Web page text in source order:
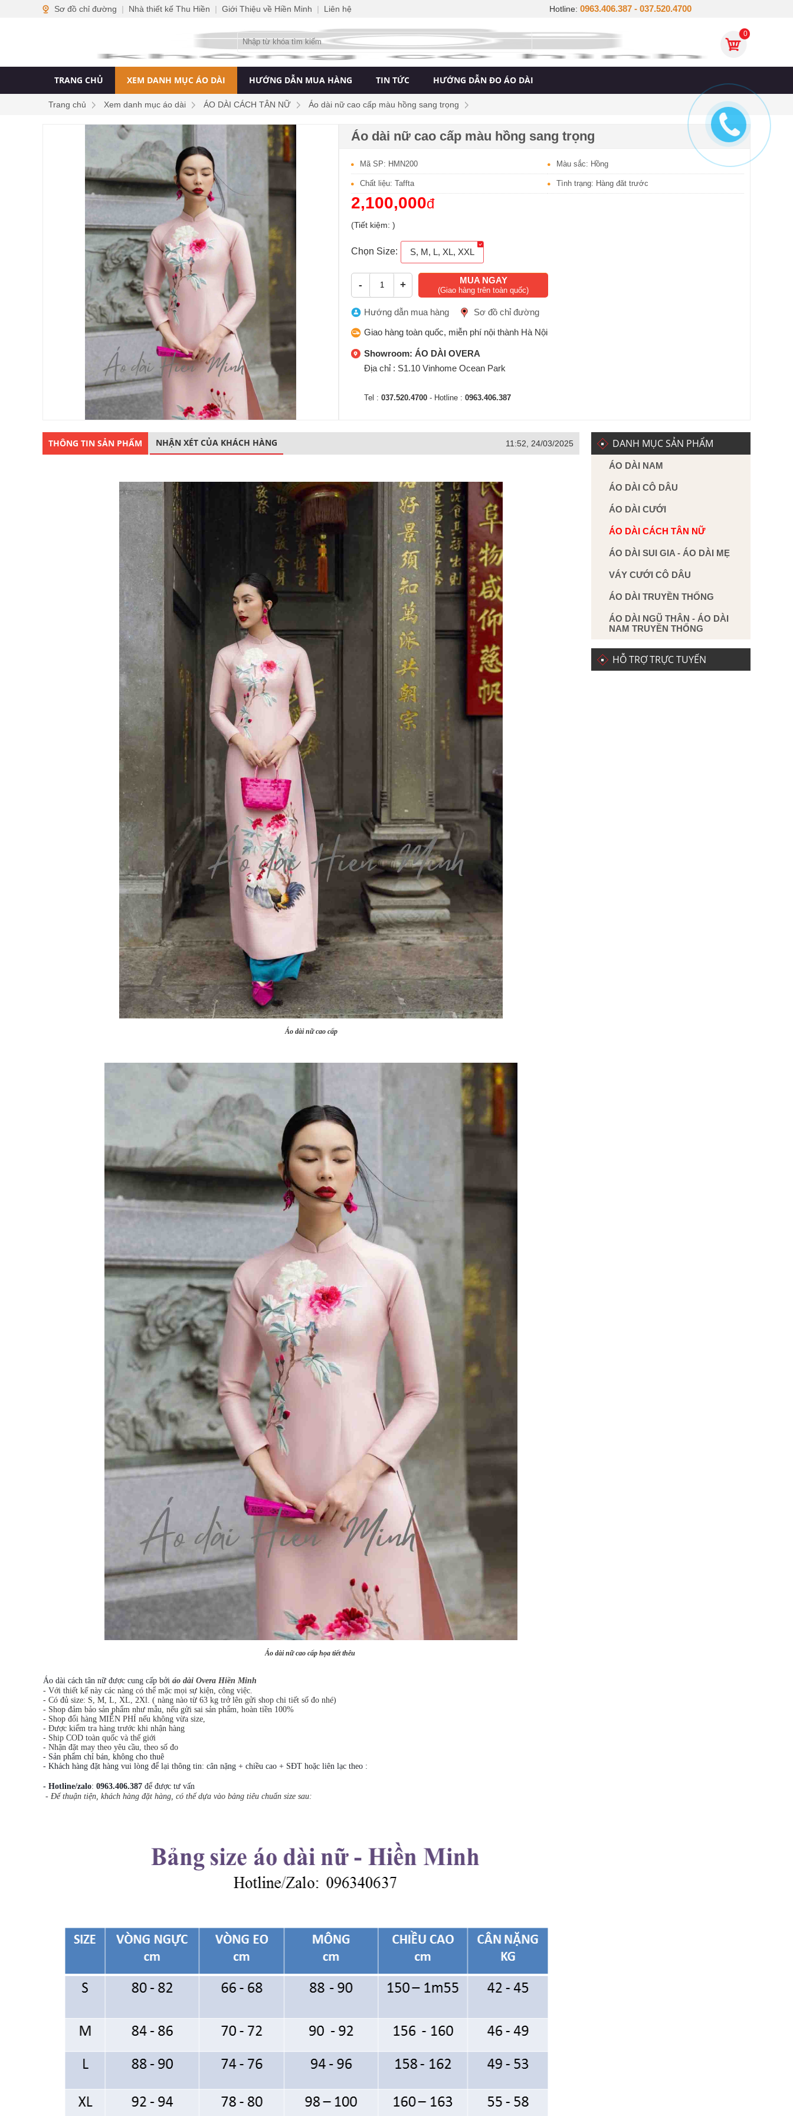
0
TRANG CHỦ XEM DANH MỤC ÁO DÀI HƯỚNG DẪN MUA HÀNG TIN TỨC HƯỚNG DẪN ĐO ÁO DÀI
Trang chủ Xem danh mục áo dài ÁO DÀI CÁCH TÂN NỮ Áo dài nữ cao cấp màu hồng sang trọng
Áo dài nữ cao cấp màu hồng sang trọng
Mã SP: HMN200 Màu sắc: Hồng
Chất liệu: Taffta Tình trạng: Hàng đăt trước
2,100,000đ
(Tiết kiệm: )
Chọn Size: S, M, L, XL, XXL
- + MUA NGAY
(Giao hàng trên toàn quốc)
Hướng dẫn mua hàng
Sơ đồ chỉ đường
Giao hàng toàn quốc, miễn phí nội thành Hà Nội
Showroom: ÁO DÀI OVERA
Địa chỉ : S1.10 Vinhome Ocean Park
Tel : 037.520.4700 - Hotline : 0963.406.387
11:52, 24/03/2025
THÔNG TIN SẢN PHẨM NHẬN XÉT CỦA KHÁCH HÀNG
Áo dài nữ cao cấp
Áo dài nữ cao cấp họa tiết thêu
Áo dài cách tân nữ được cung cấp bởi áo dài Overa Hiền Minh
- Với thiết kế này các nàng có thể mặc mọi sự kiện, công việc.
- Có đủ size: S, M, L, XL, 2Xl. ( nàng nào từ 63 kg trở lên gửi shop chi tiết số đo nhé)
- Shop đảm bảo sản phẩm như mẫu, nếu gửi sai sản phẩm, hoàn tiền 100%
- Shop đổi hàng MIỄN PHÍ nếu không vừa size,
- Được kiểm tra hàng trước khi nhận hàng
- Ship COD toàn quốc và thế giới
- Nhận đặt may theo yêu cầu, theo số đo
- Sản phẩm chỉ bán, không cho thuê
- Khách hàng đặt hàng vui lòng để lại thông tin: cân nặng + chiều cao + SĐT hoặc liên lạc theo :
- Hotline/zalo: 0963.406.387 để được tư vấn
- Để thuận tiện, khách hàng đặt hàng, có thể dựa vào bảng tiêu chuẩn size sau:
DANH MỤC SẢN PHẨM
ÁO DÀI NAM
ÁO DÀI CÔ DÂU
ÁO DÀI CƯỚI
ÁO DÀI CÁCH TÂN NỮ
ÁO DÀI SUI GIA - ÁO DÀI MẸ
VÁY CƯỚI CÔ DÂU
ÁO DÀI TRUYỀN THỐNG
ÁO DÀI NGŨ THÂN - ÁO DÀI
NAM TRUYỀN THỐNG
HỖ TRỢ TRỰC TUYẾN
Hotline: 0963.406.387 - 037.520.4700
Sơ đồ chỉ đường | Nhà thiết kế Thu Hiền | Giới Thiệu về Hiền Minh | Liên hệ